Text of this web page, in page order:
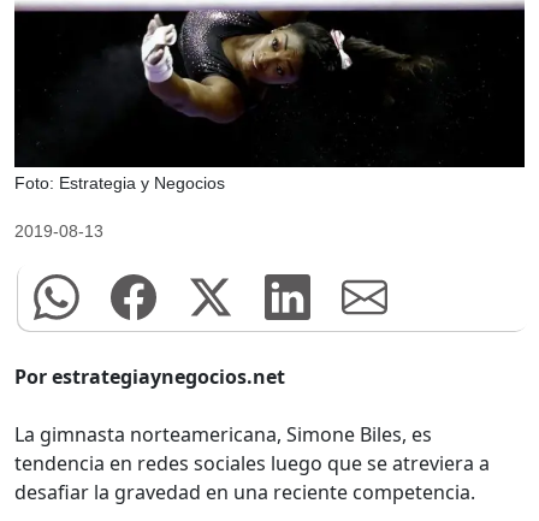
Foto: Estrategia y Negocios
2019-08-13
Por estrategiaynegocios.net
La gimnasta norteamericana, Simone Biles, es
tendencia en redes sociales luego que se atreviera a
desafiar la gravedad en una reciente competencia.